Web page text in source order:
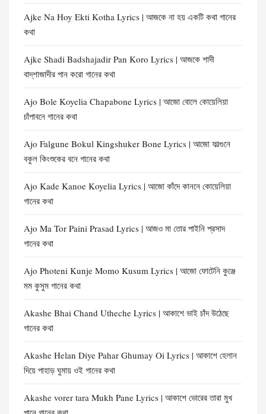
Ajke Na Hoy Ekti Kotha Lyrics | আজকে না হয় একটি কথা গানের
কথা
Ajke Shadi Badshajadir Pan Koro Lyrics | আজকে শাদী
বাদ্‌শাজাদীর পান করো গানের কথা
Ajo Bole Koyelia Chapabone Lyrics | আজো বোলে কোয়েলিয়া
চাঁপাবনে গানের কথা
Ajo Falgune Bokul Kingshuker Bone Lyrics | আজো ফাল্গুনে
বকুল কিংশুকের বনে গানের কথা
Ajo Kade Kanoe Koyelia Lyrics | আজো কাঁদে কাননে কোয়েলিয়া
গানের কথা
Ajo Ma Tor Paini Prasad Lyrics | আজও মা তোর পাইনি প্রসাদ
গানের কথা
Ajo Photeni Kunje Momo Kusum Lyrics | আজো ফোটেনি কুঞ্জে
মম কুসুম গানের কথা
Akashe Bhai Chand Utheche Lyrics | আকাশে ভাই চাঁদ উঠেছে
গানের কথা
Akashe Helan Diye Pahar Ghumay Oi Lyrics | আকাশে হেলান
দিয়ে পাহাড় ঘুমায় ওই গানের কথা
Akashe vorer tara Mukh Pane Lyrics | আকাশে ভোরের তারা মুখ